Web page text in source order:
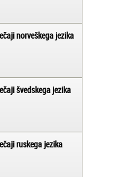
norveškega jezika
švedskega jezika
ruskega jezika